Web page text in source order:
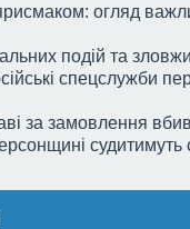
огляд
подій та
спецслужби
за замовлення
судитимуть